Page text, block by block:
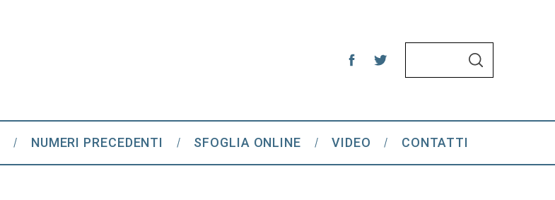
h
f
S
NUMERI PRECEDENTI SFOGLIA ONLINE VIDEO CONTATTI